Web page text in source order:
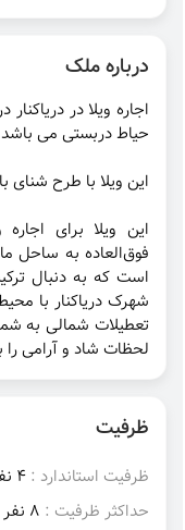
درباره ملک
اجاره ویلا در
حیاط دربستی می
این ویلا با طرح شنای بانوان پیاده ۴
این ویلا برای
فوق‌العاده به ساحل
است که به دنبال
شهرک دریاکنار با
تعطیلات شمالی به
لحظات شاد و آرامی
ظرفیت
ظرفیت استاندارد : 4 نفر
حداکثر ظرفیت : 8 نفر